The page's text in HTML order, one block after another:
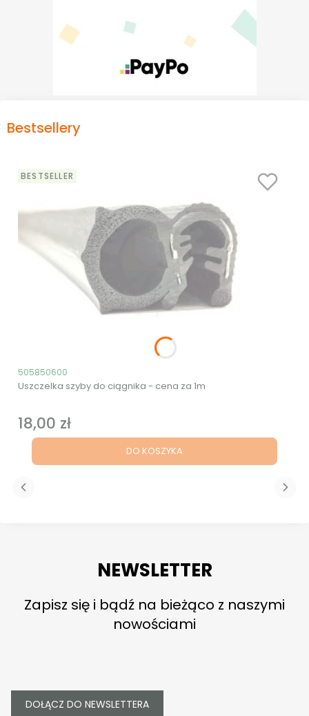
Bestsellery
BESTSELLER
Kod produktu
505850600
Uszczelka szyby do ciągnika - cena za 1m
Cena
18,00 zł
DO KOSZYKA
NEWSLETTER
Zapisz się i bądź na bieżąco z naszymi
nowościami
DOŁĄCZ DO NEWSLETTERA